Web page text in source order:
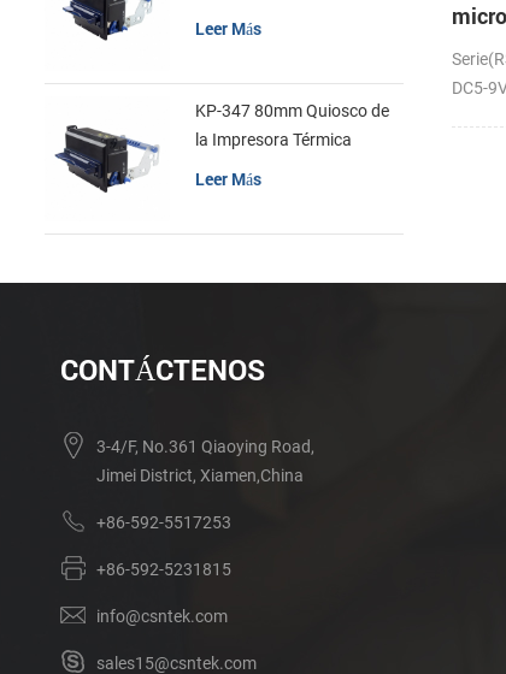
la
DC5-
Leer Más
KP-347 80mm Quiosco de
la Impresora Térmica
Leer Más
CONTÁCTENOS
3-4/F, No.361 Qiaoying Road,
Jimei District, Xiamen,China
+86-592-5517253
+86-592-5231815
info@csntek.com
sales15@csntek.com